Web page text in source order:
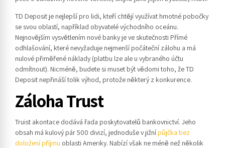
TD Deposit je nejlepší pro lidi, kteří chtějí využívat hmotné pobočky
se svou oblastí, například obyvatelé východního oceánu.
Nejnovějším vysvětlením nové banky je ve skutečnosti Přímé
odhlašování, které nevyžaduje nejmenší počáteční zálohu a má
nulové přiměřené náklady (platbu lze ale u vybraného účtu
odmítnout). Nicméně, budete si muset být vědomi toho, že TD
Deposit nepřináší tolik výhod, protože některý z konkurence.
Záloha Trust
Truist akontace dodává řada poskytovatelů bankovnictví. Jeho
obsah má kulový pár 500 divizí, jednoduše v jižnípůjčka bez
doložení příjmu oblasti Ameriky. Nabízí však ne méně než několik